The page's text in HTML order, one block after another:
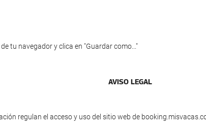
tu navegador y clica en "Guardar como..."
AVISO LEGAL
regulan el acceso y uso del sitio web de